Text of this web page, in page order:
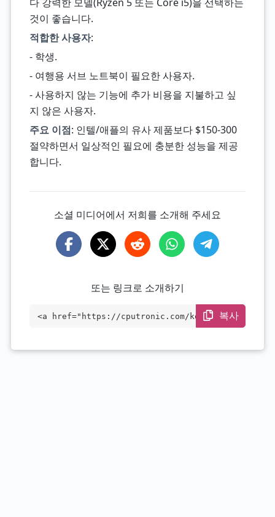
것이 좋습니다.
적합한 사용자:
- 학생.
- 여행용 서브 노트북이 필요한 사용자.
- 사용하지 않는 기능에 추가 비용을 지불하고 싶
지 않은 사용자.
주요 이점: 인텔/애플의 유사 제품보다 $150-300
절약하면서 일상적인 필요에 충분한 성능을 제공
합니다.
소셜 미디어에서 저희를 소개해 주세요
또는 링크로 소개하기
<a href="https://cputronic.com/ko/cpu/am
복사